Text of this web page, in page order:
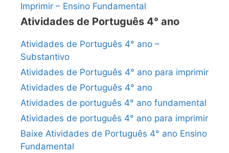
Imprimir – Ensino Fundamental
Atividades de Português 4° ano
Atividades de Português 4° ano –
Substantivo
Atividades de Português 4° ano para imprimir
Atividades de Português 4° ano
Atividades de português 4° ano fundamental
Atividades de português 4° ano para imprimir
Baixe Atividades de Português 4° ano Ensino
Fundamental